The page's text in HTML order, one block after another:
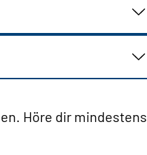
Höre dir mindestens